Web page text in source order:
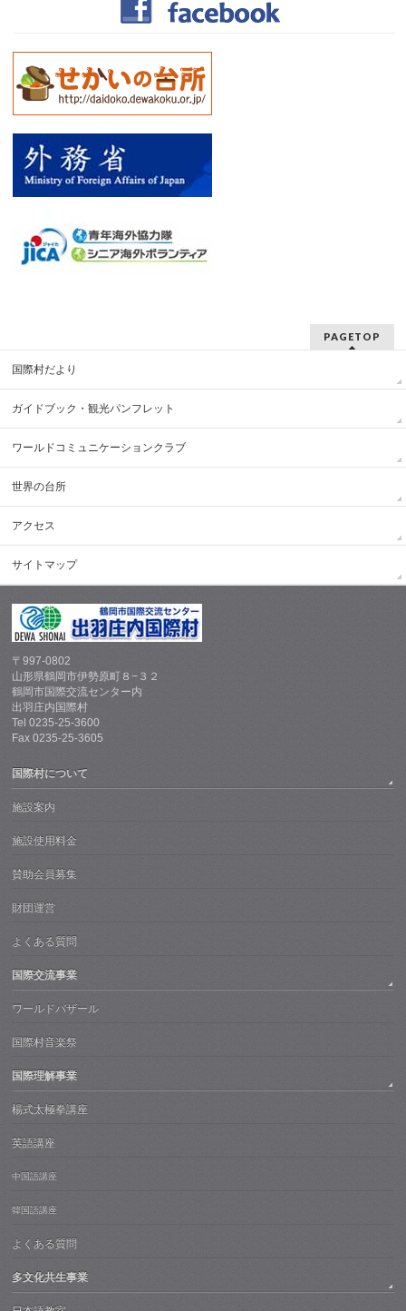
PAGETOP
国際村だより
ガイドブック・観光パンフレット
ワールドコミュニケーションクラブ
世界の台所
アクセス
サイトマップ
〒997-0802
山形県鶴岡市伊勢原町８−３２
鶴岡市国際交流センター内
出羽庄内国際村
Tel 0235-25-3600
Fax 0235-25-3605
国際村について
施設案内
施設使用料金
賛助会員募集
財団運営
よくある質問
国際交流事業
ワールドバザール
国際村音楽祭
国際理解事業
楊式太極拳講座
英語講座
中国語講座
韓国語講座
よくある質問
多文化共生事業